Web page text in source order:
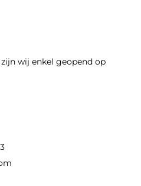
wij enkel geopend op